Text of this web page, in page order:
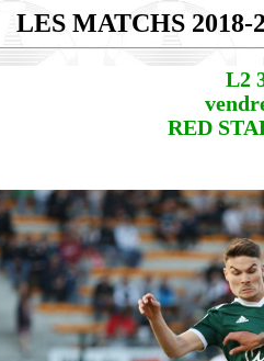
LES MATCHS
L2
RED